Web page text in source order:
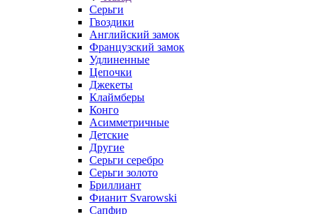
Серьги
Гвоздики
Английский замок
Французский замок
Удлиненные
Цепочки
Джекеты
Клаймберы
Конго
Асимметричные
Детские
Другие
Серьги серебро
Серьги золото
Бриллиант
Фианит Svarowski
Сапфир